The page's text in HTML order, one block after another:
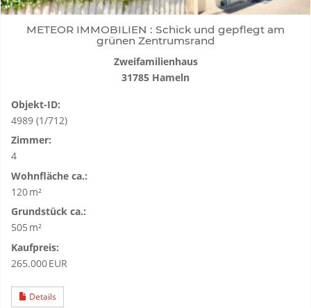
METEOR IMMOBILIEN : Schick und gepflegt am
grünen Zentrumsrand
Zweifamilienhaus
31785 Hameln
Objekt-ID:
4989 (1/712)
Zimmer:
4
Wohnfläche ca.:
120 m²
Grund­stück ca.:
505 m²
Kaufpreis:
265.000 EUR
Details